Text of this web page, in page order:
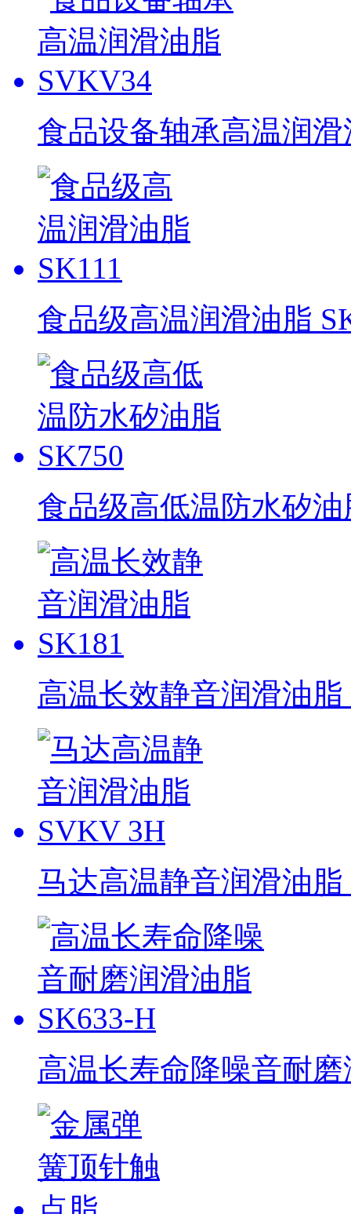
食品设备轴承高温润
食品级高温润滑油脂
食品级高低温防水矽油
高温长效静音润滑油脂
马达高温静音润滑油
高温长寿命降噪音耐